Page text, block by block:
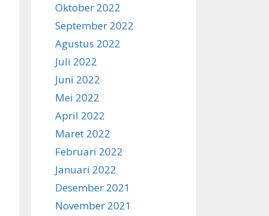
Oktober 2022
September 2022
Agustus 2022
Juli 2022
Juni 2022
Mei 2022
April 2022
Maret 2022
Februari 2022
Januari 2022
Desember 2021
November 2021